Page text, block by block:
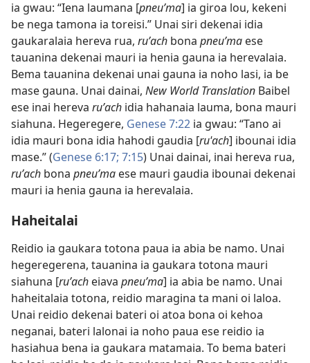
ia gwau: “Iena laumana [pneuʹma] ia giroa lou, kekeni
be nega tamona ia toreisi.” Unai siri dekenai idia
gaukaralaia hereva rua, ruʹach bona pneuʹma ese
tauanina dekenai mauri ia henia gauna ia herevalaia.
Bema tauanina dekenai unai gauna ia noho lasi, ia be
mase gauna. Unai dainai, New World Translation Baibel
ese inai hereva ruʹach idia hahanaia lauma, bona mauri
siahuna. Hegeregere, Genese 7:22 ia gwau: “Tano ai
idia mauri bona idia hahodi gaudia [ruˈach] ibounai idia
mase.” (Genese 6:17; 7:15) Unai dainai, inai hereva rua,
ruʹach bona pneuʹma ese mauri gaudia ibounai dekenai
mauri ia henia gauna ia herevalaia.
Haheitalai
Reidio ia gaukara totona paua ia abia be namo. Unai
hegeregerena, tauanina ia gaukara totona mauri
siahuna [ruʹach eiava pneuʹma] ia abia be namo. Unai
haheitalaia totona, reidio maragina ta mani oi laloa.
Unai reidio dekenai bateri oi atoa bona oi kehoa
neganai, bateri lalonai ia noho paua ese reidio ia
hasiahua bena ia gaukara matamaia. To bema bateri